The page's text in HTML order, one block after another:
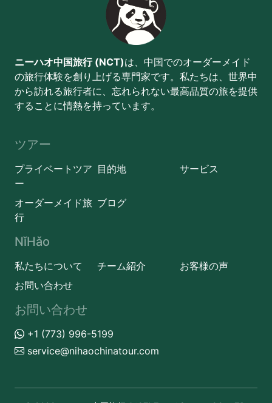
ニーハオ中国旅行 (NCT)は、中国でのオーダーメイド
の旅行体験を創り上げる専門家です。私たちは、世界中
から訪れる旅行者に、忘れられない最高品質の旅を提供
することに情熱を持っています。
ツアー
プライベートツア
ー
目的地 サービス
オーダーメイド旅
行
ブログ
NǐHǎo
私たちについて チーム紹介
お客様の声
お問い合わせ
お問い合わせ
+1 (773) 996-5199
service@nihaochinatour.com